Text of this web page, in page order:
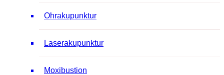
Ohrakupunktur
Laserakupunktur
Moxibustion